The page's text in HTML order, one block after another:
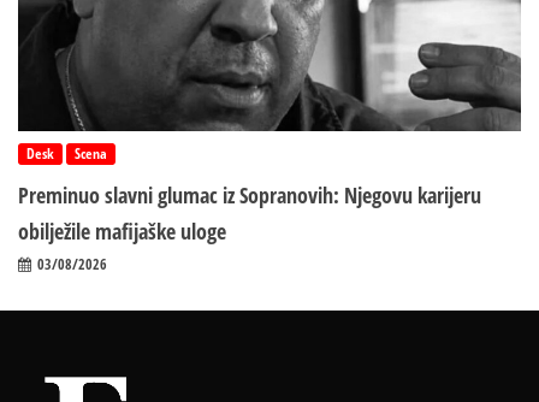
Desk Scena
Preminuo slavni glumac iz Sopranovih: Njegovu karijeru
obilježile mafijaške uloge
03/08/2026